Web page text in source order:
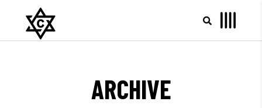
ARCHIVE